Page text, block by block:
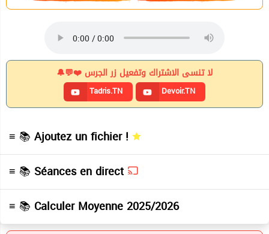
لا تنسى الاشتراك وتفعيل زر الجرس ❤️💬🔔
Tadris.TN Devoir.TN
≡ 📚 Ajoutez un fichier !
≡ 📚 Séances en direct
≡ 📚 Calculer Moyenne 2025/2026